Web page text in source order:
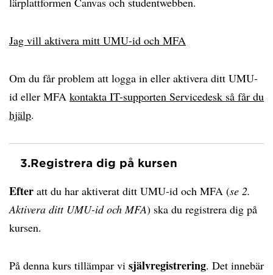
Jag vill aktivera mitt UMU-id och MFA
Om du får problem att logga in eller aktivera ditt UMU-
id eller MFA kontakta IT-supporten Servicedesk så får du
hjälp.
3.Registrera dig på kursen
Efter att du har aktiverat ditt UMU-id och MFA (se 2.
Aktivera ditt UMU-id och MFA) ska du registrera dig på
kursen.
På denna kurs tillämpar vi självregistrering. Det innebär